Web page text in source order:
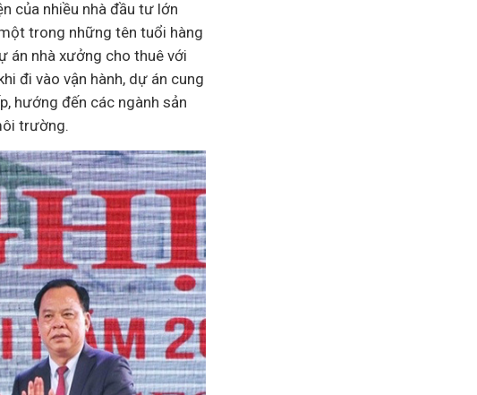
của nhiều nhà đầu tư lớn
trong những tên tuổi hàng
án nhà xưởng cho thuê với
đi vào vận hành, dự án cung
hướng đến các ngành sản
trường.